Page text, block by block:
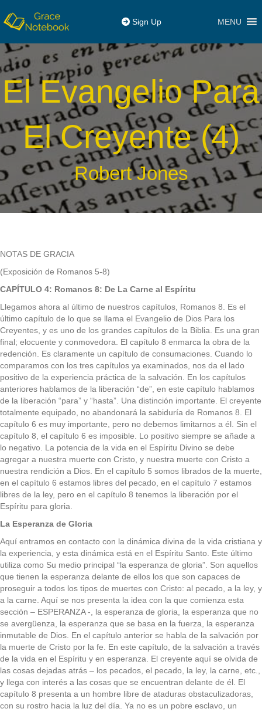
Sign Up MENU
El Evangelio Para
El Creyente (4)
Robert Jones
NOTAS DE GRACIA
(Exposición de Romanos 5-8)
CAPÍTULO 4: Romanos 8: De La Carne al Espíritu
Llegamos ahora al último de nuestros capítulos, Romanos 8. Es el
último capítulo de lo que se llama el Evangelio de Dios Para los
Creyentes, y es uno de los grandes capítulos de la Biblia. Es una gran
final; elocuente y conmovedora. El capítulo 8 enmarca la obra de la
redención. Es claramente un capítulo de consumaciones. Cuando lo
comparamos con los tres capítulos ya examinados, nos da el lado
positivo de la experiencia práctica de la salvación. En los capítulos
anteriores hablamos de la liberación “de”, en este capítulo hablamos
de la liberación “para” y “hasta”. Una distinción importante. El creyente
totalmente equipado, no abandonará la sabiduría de Romanos 8. El
capítulo 6 es muy importante, pero no debemos limitarnos a él. Sin el
capítulo 8, el capítulo 6 es imposible. Lo positivo siempre se añade a
lo negativo. La potencia de la vida en el Espíritu Divino se debe
agregar a nuestra muerte con Cristo, y nuestra muerte con Cristo a
nuestra rendición a Dios. En el capítulo 5 somos librados de la muerte,
en el capítulo 6 estamos libres del pecado, en el capítulo 7 estamos
libres de la ley, pero en el capítulo 8 tenemos la liberación por el
Espíritu para gloria.
La Esperanza de Gloria
Aquí entramos en contacto con la dinámica divina de la vida cristiana y
la experiencia, y esta dinámica está en el Espíritu Santo. Este último
utiliza como Su medio principal “la esperanza de gloria”. Son aquellos
que tienen la esperanza delante de ellos los que son capaces de
proseguir a todos los tipos de muertes con Cristo: al pecado, a la ley, y
a la carne. Aquí se nos presenta la idea con la que comienza esta
sección – ESPERANZA -, la esperanza de gloria, la esperanza que no
se avergüenza, la esperanza que se basa en la fuerza, la esperanza
inmutable de Dios. En el capítulo anterior se habla de la salvación por
la muerte de Cristo por la fe. En este capítulo, de la salvación a través
de la vida en el Espíritu y en esperanza. El creyente aquí se olvida de
las cosas dejadas atrás – los pecados, el pecado, la ley, la carne, etc.,
y llega con interés a las cosas que se encuentran delante de él. El
capítulo 8 presenta a un hombre libre de ataduras obstaculizadoras,
con su rostro hacia la luz del día. Ya no es un pobre esclavo, un